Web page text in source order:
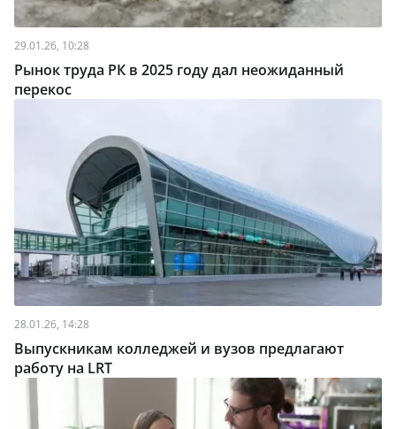
29.01.26, 10:28
Рынок труда РК в 2025 году дал неожиданный
перекос
28.01.26, 14:28
Выпускникам колледжей и вузов предлагают
работу на LRT